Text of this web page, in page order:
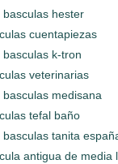
hester
cuentapiezas
k-tron
veterinarias
medisana
tefal baño
tanita
antigua de media